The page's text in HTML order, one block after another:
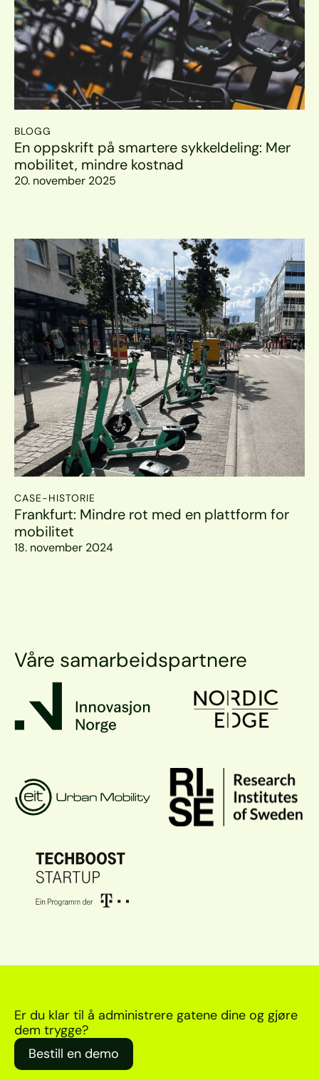
BLOGG
En oppskrift på smartere sykkeldeling: Mer
mobilitet, mindre kostnad
20. november 2025
CASE-HISTORIE
Frankfurt: Mindre rot med en plattform for
mobilitet
18. november 2024
Våre samarbeidspartnere
Er du klar til å administrere gatene dine og gjøre
dem trygge?
Bestill en demo